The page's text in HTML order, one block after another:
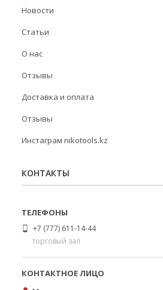
Новости
Статьи
О нас
Отзывы
Доставка и оплата
Отзывы
Инстаграм nikotools.kz
КОНТАКТЫ
+7 (777) 611-14-44
торговый зал